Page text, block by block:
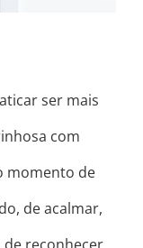
ser mais
com
momento de
de acalmar,